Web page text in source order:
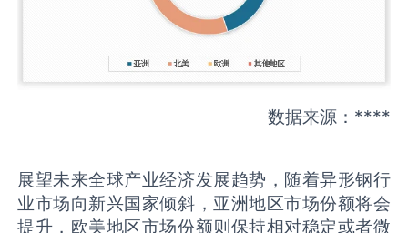
数据来源：****
展望未来全球产业经济发展趋势，随着异形钢行
业市场向新兴国家倾斜，亚洲地区市场份额将会
提升，欧美地区市场份额则保持相对稳定或者微